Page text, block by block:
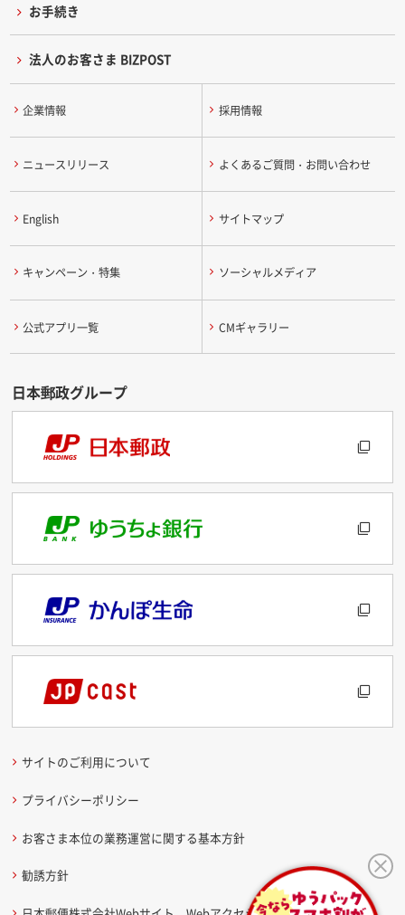
お手続き
法人のお客さま BIZPOST
企業情報 採用情報
ニュースリリース よくあるご質問・お問い合わせ
English サイトマップ
キャンペーン・特集 ソーシャルメディア
公式アプリ一覧 CMギャラリー
サイトのご利用について
プライバシーポリシー
お客さま本位の業務運営に関する基本方針
勧誘方針